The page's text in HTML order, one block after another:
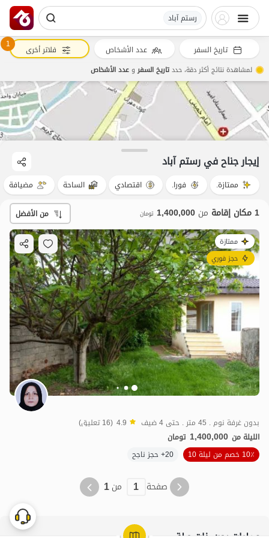
رستم آباد
مليون ت 4.9
إيجار جناح في رستم آباد
ممتازة. فورا. اقتصادي الساحة مضيافة
1 مكان إقامة من 1,400,000 تومان من الأفضل
ممتازة
حجز فوري
بدون غرفة نوم . 45 متر . حتى 4 ضيف 4.9 (16 تعليق)
الليلة من 1,400,000 تومان
10٪ خصم من ليلة 10
20+ حجز ناجح
صفحة 1 من1
تاريخ السفر عدد الأشخاص 1 فلاتر أخرى
لمشاهدة نتائج أكثر دقة، حددتاريخ السفروعدد الأشخاص